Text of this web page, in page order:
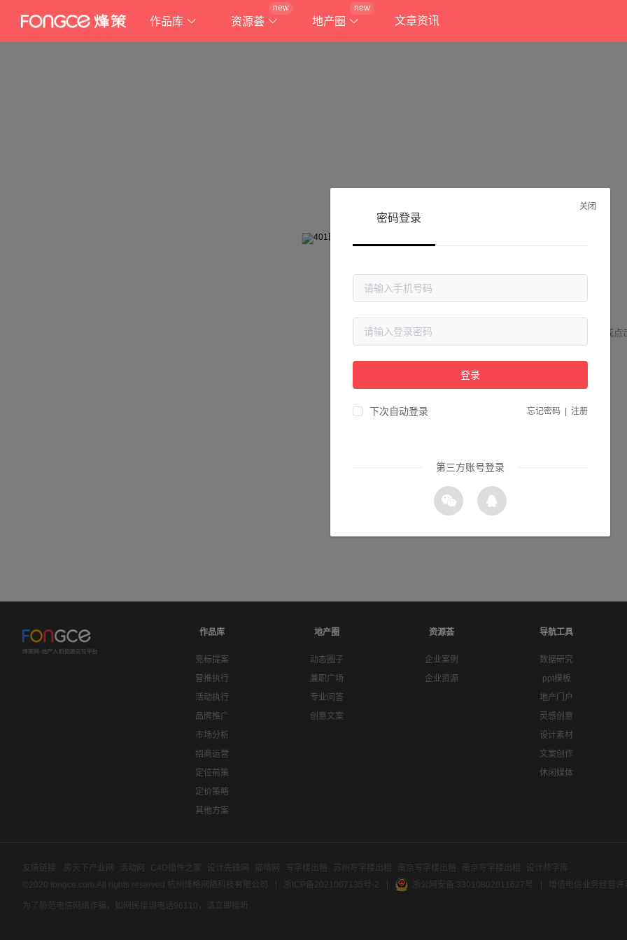
作品库 资源荟
new
地产圈
new
文章资讯
抱歉!
请检查您输入的网址是否正确，或点
作品库
竞标提案
营推执行
活动执行
品牌推广
市场分析
招商运营
定位前策
定价策略
其他方案
地产圈
动态圈子
兼职广场
专业问答
创意文案
资源荟
企业案例
企业资源
导航工具
数据研究
ppt模板
地产门户
灵感创意
设计素材
文案创作
休闲媒体
友情链接: 房天下产业网 活动网 C4D插件之家 设计先锋网 猫啃网 写字楼出租 苏州写字楼出租 南京写字楼出租 南京写字楼出租
设计师字库
©2020 fongce.com.All rights reserved 杭州烽格网络科技有限公司
浙ICP备2021007135号-2 浙公网安备 33010802011627号 增值电信业务经营
为了防范电信网络诈骗，如网民接到电话96110，请立即接听
关闭
密码登录
登录
下次自动登录 忘记密码 注册
第三方账号登录